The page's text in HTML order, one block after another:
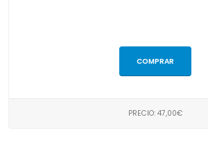
COMPRAR
PRECIO: 47,00€